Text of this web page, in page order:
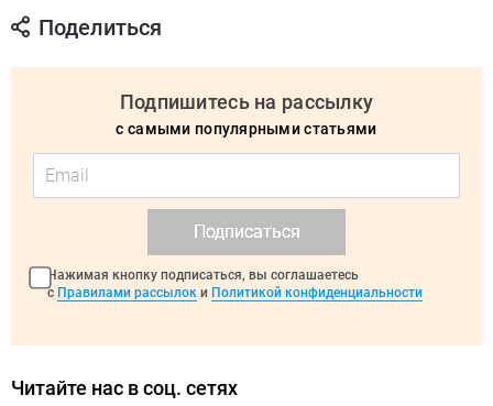
Поделиться
Подпишитесь на рассылку
с самыми популярными статьями
Подписаться
Нажимая кнопку подписаться, вы соглашаетесь
с Правилами рассылок и Политикой конфиденциальности
Читайте нас в соц. сетях